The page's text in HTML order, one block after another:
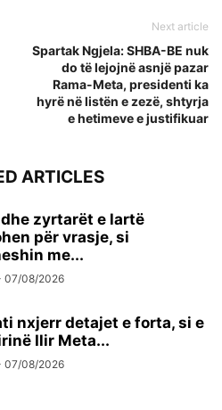
Next article
Spartak Ngjela: SHBA-BE nuk
do të lejojnë asnjë pazar
Rama-Meta, presidenti ka
hyrë në listën e zezë, shtyrja
e hetimeve e justifikuar
ARTICLES
zyrtarët e lartë
për vrasje, si
me...
07/08/2026
nxjerr detajet e forta, si e
Ilir Meta...
07/08/2026